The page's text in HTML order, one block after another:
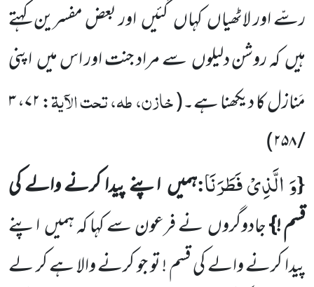
رسّے اور لاٹھیاںکہاں گئیںاور بعض مفسرینکہتے
ہیںکہ روشن دلیلوںسے مراد جنت اور اس میںاپنی
مَنازل کا دیکھنا ہے۔(خازن، طہ، تحت الآیۃ
: ۷۲، ۳
/ ۲۵۸
)
{وَ الَّذِیْ فَطَرَنَا:ہمیںاپنے پیدا کرنے والے کی
قسم !}جادوگروںنے فرعون سے کہا کہ ہمیںاپنے
پیدا کرنے والے کی قسم ! تو جو کرنے والا ہے کر لے